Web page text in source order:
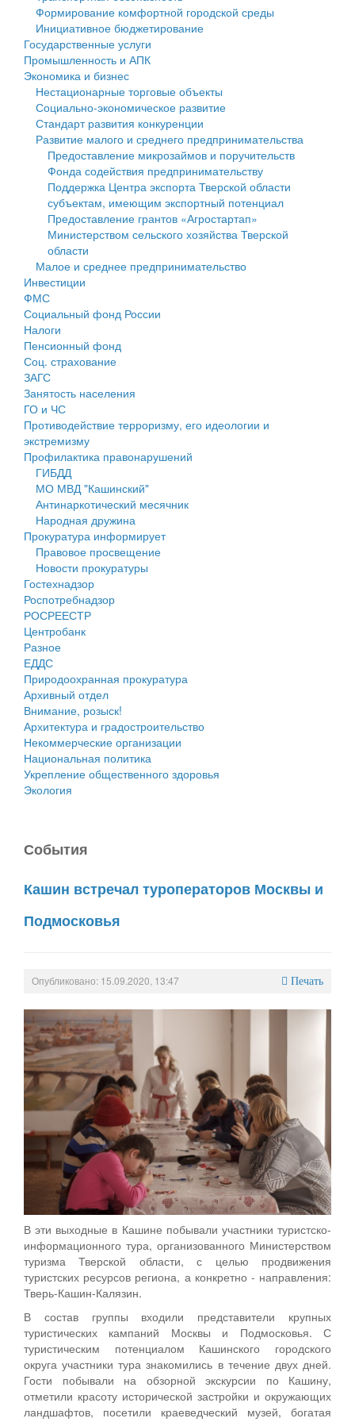
Государственные услуги
Промышленность и АПК
Экономика и бизнес
Символика
Устав
Гостям округа
Туризм
Культура
Образование
Здравоохранение
Социальная защита
Фотоальбом
муниципального округа Тверской области
Администрация Кашинского муниципального округа
Тверской области
Управление сельскими территориями
Открытые данные
Работа с обращениями граждан
Муниципальный контроль
Муниципальные услуги
Проекты административных регламентов
Антимонопольный комплаенс
Противодействие коррупции
Финансовое управление
Бюджет для граждан
Имущество
Выявление правообладателей ранее учтенных
объектов недвижимости
Имущественная поддержка субъектов малого и
среднего предпринимательства
Информационная поддержка субъектов малого и
среднего предпринимательства
Муниципальные программы
Контрольно-счетная палата
Персональные данные
Оценка регулирующего воздействия
Деятельность МУ
Нормативы градостроительного проектирования
Правила землепользования и застройки
Генеральные планы
Проекты планировки территории
Собрание депутатов
Городское поселение
Сельские поселения
Формирование комфортной городской среды
Инициативное бюджетирование
Государственные услуги
Промышленность и АПК
Экономика и бизнес
Нестационарные торговые объекты
Социально-экономическое развитие
Стандарт развития конкуренции
Развитие малого и среднего предпринимательства
Предоставление микрозаймов и поручительств
Фонда содействия предпринимательству
Поддержка Центра экспорта Тверской области
субъектам, имеющим экспортный потенциал
Предоставление грантов «Агростартап»
Министерством сельского хозяйства Тверской
области
Малое и среднее предпринимательство
Инвестиции
ФМС
Социальный фонд России
Налоги
Пенсионный фонд
Соц. страхование
ЗАГС
Занятость населения
ГО и ЧС
Противодействие терроризму, его идеологии и
экстремизму
Профилактика правонарушений
ГИБДД
МО МВД "Кашинский"
Антинаркотический месячник
Народная дружина
Прокуратура информирует
Правовое просвещение
Новости прокуратуры
Гостехнадзор
Роспотребнадзор
РОСРЕЕСТР
Центробанк
Разное
ЕДДС
Природоохранная прокуратура
Архивный отдел
Внимание, розыск!
Архитектура и градостроительство
Некоммерческие организации
Национальная политика
Укрепление общественного здоровья
Экология
События
Кашин встречал туроператоров Москвы и
Подмосковья
Опубликовано: 15.09.2020, 13:47 Печать
В эти выходные в Кашине побывали участники туристско-
информационного тура, организованного Министерством
туризма Тверской области, с целью продвижения
туристских ресурсов региона, а конкретно - направления:
Тверь-Кашин-Калязин.
В состав группы входили представители крупных
туристических кампаний Москвы и Подмосковья. С
туристическим потенциалом Кашинского городского
округа участники тура знакомились в течение двух дней.
Гости побывали на обзорной экскурсии по Кашину,
отметили красоту исторической застройки и окружающих
ландшафтов, посетили краеведческий музей, богатая